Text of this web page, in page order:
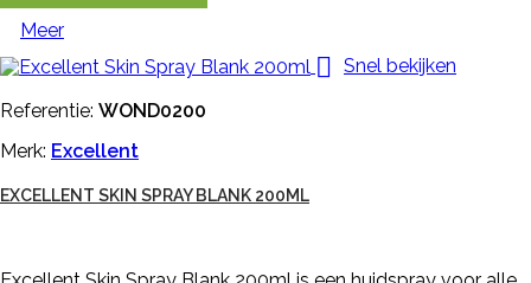
Meer
 Snel bekijken
Referentie: WOND0200
Merk: Excellent
EXCELLENT SKIN SPRAY BLANK 200ML